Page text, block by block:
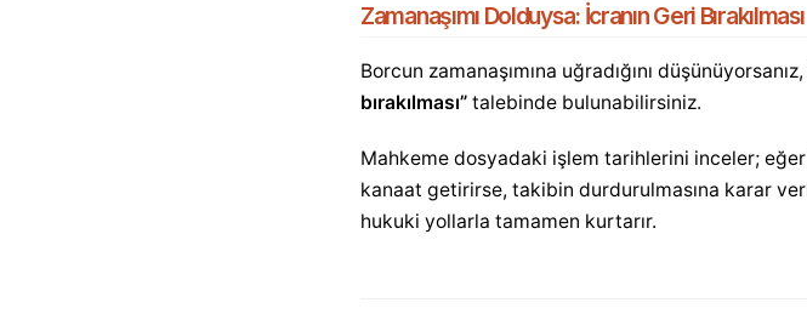
Zamanaşımı Dolduysa: İcranın Geri Bırakılması
Borcun zamanaşımına uğradığını
bırakılması” talebinde bulunabilirsiniz.
Mahkeme dosyadaki işlem tarihlerini inceler; eğer
kanaat getirirse, takibin durdurulmasına karar
hukuki yollarla tamamen kurtarır.